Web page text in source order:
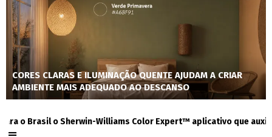
CORES CLARAS E ILUMINAÇÃO QUENTE AJUDAM A CRIAR
AMBIENTE MAIS ADEQUADO AO DESCANSO
Brasil o Sherwin-Williams Color Expert™ aplicativo que auxilia